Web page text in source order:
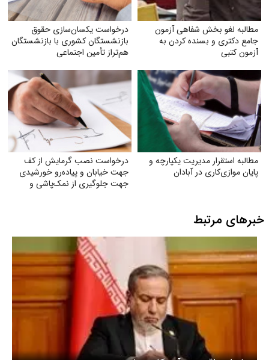
مطالبه لغو بخش شفاهی آزمون
جامع دکتری و بسنده کردن به
آزمون کتبی
درخواست یکسان‌سازی حقوق
بازنشستگان کشوری با بازنشستگان
هم‌تراز تأمین اجتماعی
مطالبه استقرار مدیریت یکپارچه و
پایان موازی‌کاری در آبادان
درخواست نصب گرمایش از کف
جهت خیابان و پیاده‌رو خورشیدی
جهت جلوگیری از نمک‌پاشی و
خبرهای مرتبط